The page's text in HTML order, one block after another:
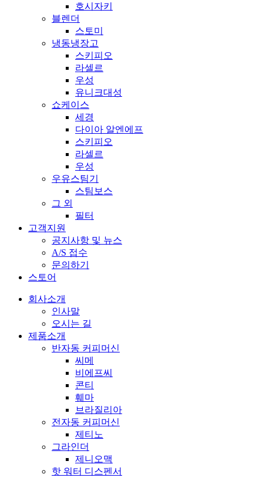
호시자키
블렌더
스토미
냉동냉장고
스키피오
라셀르
우성
유니크대성
쇼케이스
세경
다이아 알엔에프
스키피오
라셀르
우성
우유스팀기
스팀보스
그 외
필터
고객지원
공지사항 및 뉴스
A/S 접수
문의하기
스토어
회사소개
인사말
오시는 길
제품소개
반자동 커피머신
씨메
비에프씨
콘티
훼마
브라질리아
전자동 커피머신
제티노
그라인더
제니오맥
핫 워터 디스펜서